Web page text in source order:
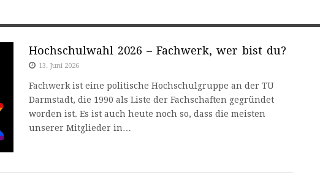
Hochschulwahl 2026 – Fachwerk, wer bist du?
13. Juni 2026
Fachwerk ist eine politische Hochschulgruppe an der TU
Darmstadt, die 1990 als Liste der Fachschaften gegründet
worden ist. Es ist auch heute noch so, dass die meisten
unserer Mitglieder in…